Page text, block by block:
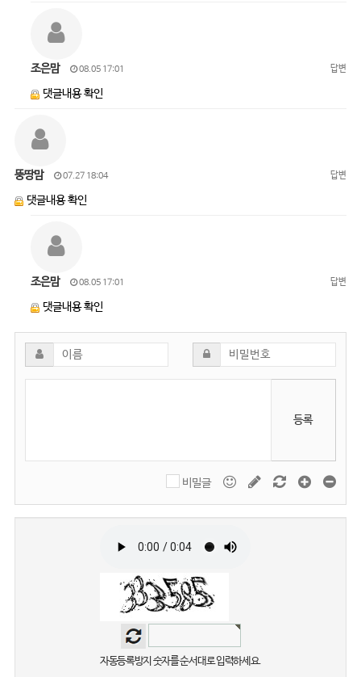
조은맘 08.05 17:01 답변
댓글내용 확인
뚱땅맘 07.27 18:04 답변
댓글내용 확인
조은맘 08.05 17:01 답변
댓글내용 확인
등록
비밀글
자동등록방지 숫자를 순서대로 입력하세요.